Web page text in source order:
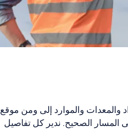
والمعدات والموارد إلى ومن موقع
الصحيح. ندير كل تفاصيل